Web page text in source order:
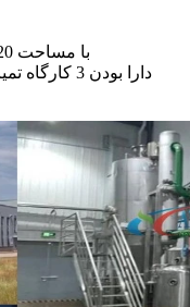
با مساحت 20 هکتار، با مساحت ساخت 6900 متر مربع